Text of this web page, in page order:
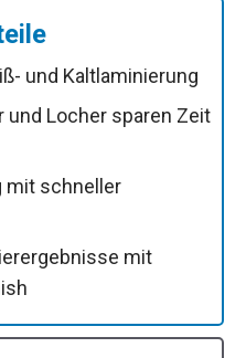
und Kaltlaminierung
und Locher sparen Zeit
mit schneller
mit